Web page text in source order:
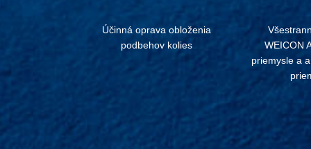
Účinná oprava obloženia
podbehov kolies
WEICON
priemysle a